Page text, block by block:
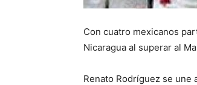
Con cuatro mexicanos
Nicaragua al superar al
Renato Rodríguez se une